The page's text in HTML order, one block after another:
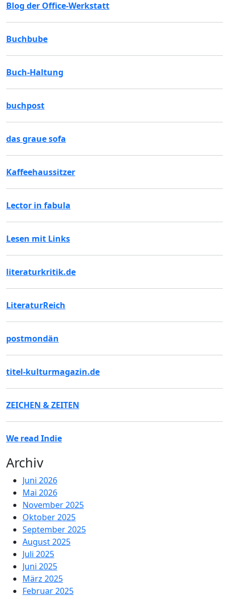
Blog der Office-Werkstatt
Buchbube
Buch-Haltung
buchpost
das graue sofa
Kaffeehaussitzer
Lector in fabula
Lesen mit Links
literaturkritik.de
LiteraturReich
postmondän
titel-kulturmagazin.de
ZEICHEN & ZEITEN
We read Indie
Archiv
Juni 2026
Mai 2026
November 2025
Oktober 2025
September 2025
August 2025
Juli 2025
Juni 2025
März 2025
Februar 2025